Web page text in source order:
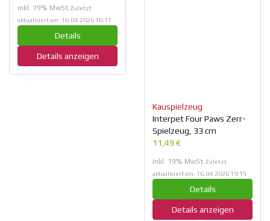
inkl. 19% MwSt.Zuletzt
aktualisiert am: 16.04.2026 16:17
Details
Details anzeigen
Kauspielzeug
Interpet Four Paws Zerr-
Spielzeug, 33 cm
11,49 €
inkl. 19% MwSt.Zuletzt
aktualisiert am: 16.04.2026 19:15
Details
Details anzeigen